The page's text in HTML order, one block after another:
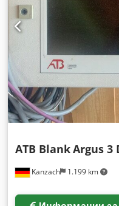
Kanzach 1.199 km
ATB BlankArgus 3